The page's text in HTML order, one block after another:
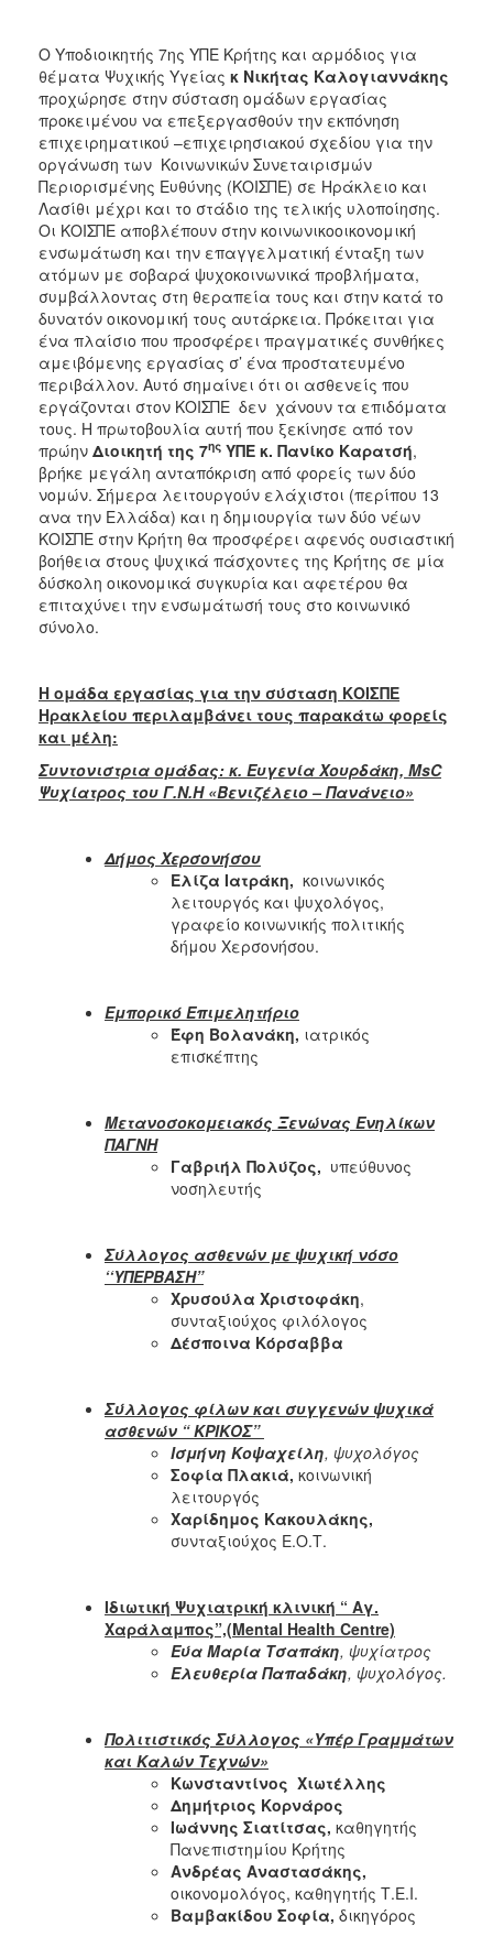
Ο Υποδιοικητής 7ης ΥΠΕ Κρήτης και αρμόδιος για
θέματα Ψυχικής Υγείας κ Νικήτας Καλογιαννάκης
προχώρησε στην σύσταση ομάδων εργασίας
προκειμένου να επεξεργασθούν την εκπόνηση
επιχειρηματικού –επιχειρησιακού σχεδίου για την
οργάνωση των Κοινωνικών Συνεταιρισμών
Περιορισμένης Ευθύνης (ΚΟΙΣΠΕ) σε Ηράκλειο και
Λασίθι μέχρι και το στάδιο της τελικής υλοποίησης.
Οι ΚΟΙΣΠΕ αποβλέπουν στην κοινωνικοοικονομική
ενσωμάτωση και την επαγγελματική ένταξη των
ατόμων με σοβαρά ψυχοκοινωνικά προβλήματα,
συμβάλλοντας στη θεραπεία τους και στην κατά το
δυνατόν οικονομική τους αυτάρκεια. Πρόκειται για
ένα πλαίσιο που προσφέρει πραγματικές συνθήκες
αμειβόμενης εργασίας σ’ ένα προστατευμένο
περιβάλλον. Αυτό σημαίνει ότι οι ασθενείς που
εργάζονται στον ΚΟΙΣΠΕ δεν χάνουν τα επιδόματα
τους. Η πρωτοβουλία αυτή που ξεκίνησε από τον
πρώην Διοικητή της 7ης ΥΠΕ κ. Πανίκο Καρατσή,
βρήκε μεγάλη ανταπόκριση από φορείς των δύο
νομών. Σήμερα λειτουργούν ελάχιστοι (περίπου 13
ανα την Ελλάδα) και η δημιουργία των δύο νέων
ΚΟΙΣΠΕ στην Κρήτη θα προσφέρει αφενός ουσιαστική
βοήθεια στους ψυχικά πάσχοντες της Κρήτης σε μία
δύσκολη οικονομικά συγκυρία και αφετέρου θα
επιταχύνει την ενσωμάτωσή τους στο κοινωνικό
σύνολο.
Η ομάδα εργασίας για την σύσταση ΚΟΙΣΠΕ
Ηρακλείου περιλαμβάνει τους παρακάτω φορείς
και μέλη:
Συντονιστρια ομάδας: κ. Ευγενία Χουρδάκη, MsC
Ψυχίατρος του Γ.Ν.Η «Βενιζέλειο – Πανάνειο»
Δήμος Χερσονήσου
Ελίζα Ιατράκη, κοινωνικός
λειτουργός και ψυχολόγος,
γραφείο κοινωνικής πολιτικής
δήμου Χερσονήσου.
Εμπορικό Επιμελητήριο
Έφη Βολανάκη, ιατρικός
επισκέπτης
Μετανοσοκομειακός Ξενώνας Ενηλίκων
ΠΑΓΝΗ
Γαβριήλ Πολύζος, υπεύθυνος
νοσηλευτής
Σύλλογος ασθενών με ψυχική νόσο
‘‘ΥΠΕΡΒΑΣΗ”
Χρυσούλα Χριστοφάκη,
συνταξιούχος φιλόλογος
Δέσποινα Κόρσαββα
Σύλλογος φίλων και συγγενών ψυχικά
ασθενών “ ΚΡΙΚΟΣ”
Ισμήνη Κοψαχείλη, ψυχολόγος
Σοφία Πλακιά, κοινωνική
λειτουργός
Χαρίδημος Κακουλάκης,
συνταξιούχος Ε.Ο.Τ.
Ιδιωτική Ψυχιατρική κλινική “ Αγ.
Χαράλαμπος”,(Mental Health Centre)
Εύα Μαρία Τσαπάκη, ψυχίατρος
Ελευθερία Παπαδάκη, ψυχολόγος.
Πολιτιστικός Σύλλογος «Υπέρ Γραμμάτων
και Καλών Τεχνών»
Κωνσταντίνος Χιωτέλλης
Δημήτριος Κορνάρος
Ιωάννης Σιατίτσας, καθηγητής
Πανεπιστημίου Κρήτης
Ανδρέας Αναστασάκης,
οικονομολόγος, καθηγητής Τ.Ε.Ι.
Βαμβακίδου Σοφία, δικηγόρος